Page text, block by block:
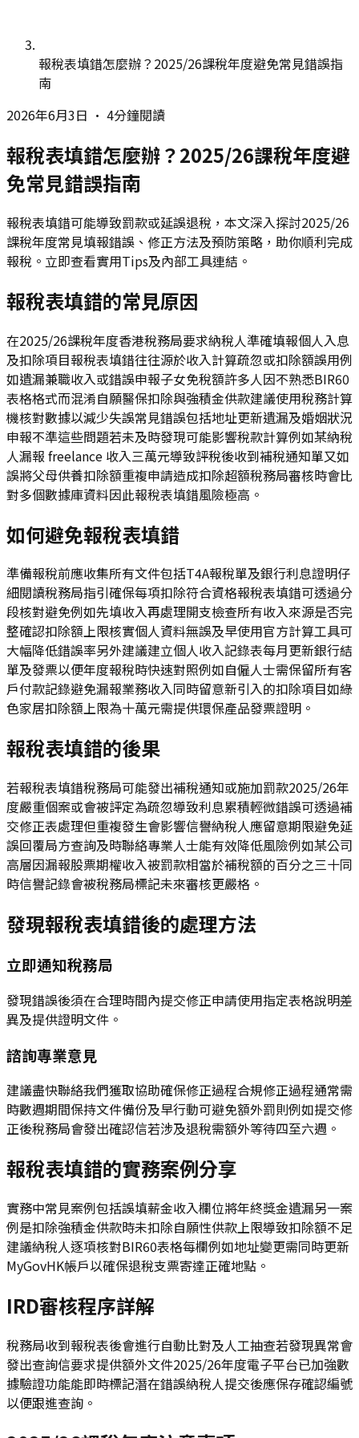
報稅表填錯怎麼辦？2025/26課稅年度避免常見錯誤指
南
2026年6月3日 • 4分鐘閱讀
報稅表填錯怎麼辦？2025/26課稅年度避
免常見錯誤指南
報稅表填錯可能導致罰款或延誤退稅，本文深入探討2025/26
課稅年度常見填報錯誤、修正方法及預防策略，助你順利完成
報稅。立即查看實用Tips及內部工具連結。
報稅表填錯的常見原因
在2025/26課稅年度香港稅務局要求納稅人準確填報個人入息
及扣除項目報稅表填錯往往源於收入計算疏忽或扣除額誤用例
如遺漏兼職收入或錯誤申報子女免稅額許多人因不熟悉BIR60
表格格式而混淆自願醫保扣除與強積金供款建議使用稅務計算
機核對數據以減少失誤常見錯誤包括地址更新遺漏及婚姻狀況
申報不準這些問題若未及時發現可能影響稅款計算例如某納稅
人漏報 freelance 收入三萬元導致評稅後收到補稅通知單又如
誤將父母供養扣除額重複申請造成扣除超額稅務局審核時會比
對多個數據庫資料因此報稅表填錯風險極高。
如何避免報稅表填錯
準備報稅前應收集所有文件包括T4A報稅單及銀行利息證明仔
細閱讀稅務局指引確保每項扣除符合資格報稅表填錯可透過分
段核對避免例如先填收入再處理開支檢查所有收入來源是否完
整確認扣除額上限核實個人資料無誤及早使用官方計算工具可
大幅降低錯誤率另外建議建立個人收入記錄表每月更新銀行結
單及發票以便年度報稅時快速對照例如自僱人士需保留所有客
戶付款記錄避免漏報業務收入同時留意新引入的扣除項目如綠
色家居扣除額上限為十萬元需提供環保產品發票證明。
報稅表填錯的後果
若報稅表填錯稅務局可能發出補稅通知或施加罰款2025/26年
度嚴重個案或會被評定為疏忽導致利息累積輕微錯誤可透過補
交修正表處理但重複發生會影響信譽納稅人應留意期限避免延
誤回覆局方查詢及時聯絡專業人士能有效降低風險例如某公司
高層因漏報股票期權收入被罰款相當於補稅額的百分之三十同
時信譽記錄會被稅務局標記未來審核更嚴格。
發現報稅表填錯後的處理方法
立即通知稅務局
發現錯誤後須在合理時間內提交修正申請使用指定表格說明差
異及提供證明文件。
諮詢專業意見
建議盡快聯絡我們獲取協助確保修正過程合規修正過程通常需
時數週期間保持文件備份及早行動可避免額外罰則例如提交修
正後稅務局會發出確認信若涉及退稅需額外等待四至六週。
報稅表填錯的實務案例分享
實務中常見案例包括誤填薪金收入欄位將年終獎金遺漏另一案
例是扣除強積金供款時未扣除自願性供款上限導致扣除額不足
建議納稅人逐項核對BIR60表格每欄例如地址變更需同時更新
MyGovHK帳戶以確保退稅支票寄達正確地點。
IRD審核程序詳解
稅務局收到報稅表後會進行自動比對及人工抽查若發現異常會
發出查詢信要求提供額外文件2025/26年度電子平台已加強數
據驗證功能能即時標記潛在錯誤納稅人提交後應保存確認編號
以便跟進查詢。